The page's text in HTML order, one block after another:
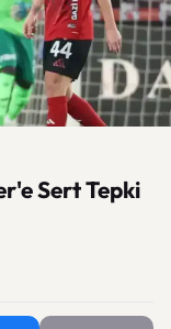
Sert Tepki